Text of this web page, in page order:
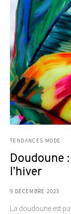
TENDANCES MODE
Doudoune
l’hiver
9 DÉCEMBRE 2023
La doudoune est